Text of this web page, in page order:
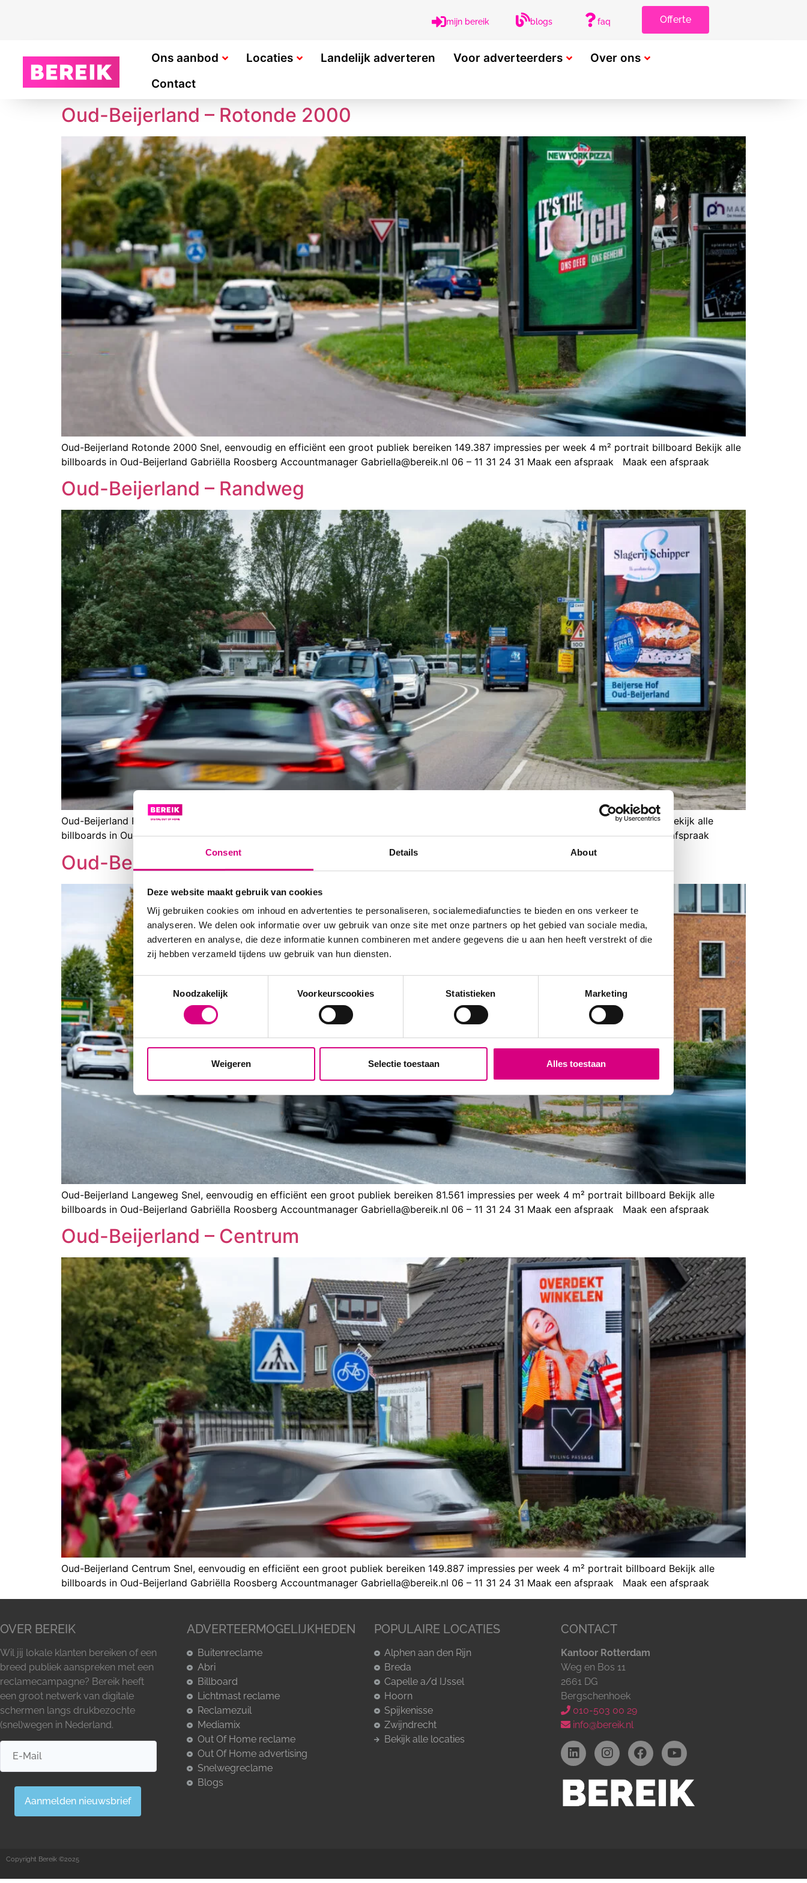
Consent Details About
Deze website maakt gebruik van cookies
Wij gebruiken cookies om inhoud en advertenties te personaliseren, socialemediafuncties te bieden en ons verkeer te
analyseren. We delen ook informatie over uw gebruik van onze site met onze partners op het gebied van sociale media,
adverteren en analyse, die deze informatie kunnen combineren met andere gegevens die u aan hen heeft verstrekt of die
zij hebben verzameld tijdens uw gebruik van hun diensten.
Consent
Selection
Noodzakelijk Voorkeurscookies Statistieken Marketing
Weigeren Selectie toestaan Alles toestaan
mijn bereik blogs faq Offerte
Ons aanbod Locaties Landelijk adverteren Voor adverteerders
Over ons
Contact
Oud-Beijerland – Rotonde 2000
Oud-Beijerland Rotonde 2000 Snel, eenvoudig en efficiënt een groot publiek bereiken 149.387 impressies per week 4 m² portrait billboard Bekijk alle
billboards in Oud-Beijerland Gabriëlla Roosberg Accountmanager Gabriella@bereik.nl 06 – 11 31 24 31 Maak een afspraak Maak een afspraak
Oud-Beijerland – Randweg
Oud-Beijerland Randweg Snel, eenvoudig en efficiënt een groot publiek bereiken 104.131 impressies per week 4 m² portrait billboard Bekijk alle
billboards in Oud-Beijerland Gabriëlla Roosberg Accountmanager Gabriella@bereik.nl 06 – 11 31 24 31 Maak een afspraak Maak een afspraak
Oud-Beijerland – Langeweg
Oud-Beijerland Langeweg Snel, eenvoudig en efficiënt een groot publiek bereiken 81.561 impressies per week 4 m² portrait billboard Bekijk alle
billboards in Oud-Beijerland Gabriëlla Roosberg Accountmanager Gabriella@bereik.nl 06 – 11 31 24 31 Maak een afspraak Maak een afspraak
Oud-Beijerland – Centrum
Oud-Beijerland Centrum Snel, eenvoudig en efficiënt een groot publiek bereiken 149.887 impressies per week 4 m² portrait billboard Bekijk alle
billboards in Oud-Beijerland Gabriëlla Roosberg Accountmanager Gabriella@bereik.nl 06 – 11 31 24 31 Maak een afspraak Maak een afspraak
OVER BEREIK
Wil jij lokale klanten bereiken of een
breed publiek aanspreken met een
reclamecampagne? Bereik heeft
een groot netwerk van digitale
schermen langs drukbezochte
(snel)wegen in Nederland.
Aanmelden nieuwsbrief
ADVERTEERMOGELIJKHEDEN
Buitenreclame
Abri
Billboard
Lichtmast reclame
Reclamezuil
Mediamix
Out Of Home reclame
Out Of Home advertising
Snelwegreclame
Blogs
POPULAIRE LOCATIES
Alphen aan den Rijn
Breda
Capelle a/d IJssel
Hoorn
Spijkenisse
Zwijndrecht
Bekijk alle locaties
CONTACT
Kantoor Rotterdam
Weg en Bos 11
2661 DG
Bergschenhoek
010-503 00 29
info@bereik.nl
Copyright Bereik ©2025